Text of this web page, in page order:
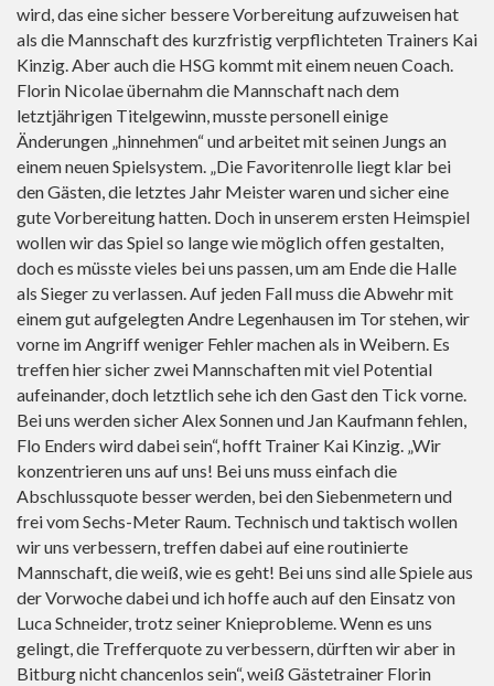
wird, das eine sicher bessere Vorbereitung aufzuweisen hat
als die Mannschaft des kurzfristig verpflichteten Trainers Kai
Kinzig. Aber auch die HSG kommt mit einem neuen Coach.
Florin Nicolae übernahm die Mannschaft nach dem
letztjährigen Titelgewinn, musste personell einige
Änderungen „hinnehmen“ und arbeitet mit seinen Jungs an
einem neuen Spielsystem. „Die Favoritenrolle liegt klar bei
den Gästen, die letztes Jahr Meister waren und sicher eine
gute Vorbereitung hatten. Doch in unserem ersten Heimspiel
wollen wir das Spiel so lange wie möglich offen gestalten,
doch es müsste vieles bei uns passen, um am Ende die Halle
als Sieger zu verlassen. Auf jeden Fall muss die Abwehr mit
einem gut aufgelegten Andre Legenhausen im Tor stehen, wir
vorne im Angriff weniger Fehler machen als in Weibern. Es
treffen hier sicher zwei Mannschaften mit viel Potential
aufeinander, doch letztlich sehe ich den Gast den Tick vorne.
Bei uns werden sicher Alex Sonnen und Jan Kaufmann fehlen,
Flo Enders wird dabei sein“, hofft Trainer Kai Kinzig. „Wir
konzentrieren uns auf uns! Bei uns muss einfach die
Abschlussquote besser werden, bei den Siebenmetern und
frei vom Sechs-Meter Raum. Technisch und taktisch wollen
wir uns verbessern, treffen dabei auf eine routinierte
Mannschaft, die weiß, wie es geht! Bei uns sind alle Spiele aus
der Vorwoche dabei und ich hoffe auch auf den Einsatz von
Luca Schneider, trotz seiner Knieprobleme. Wenn es uns
gelingt, die Trefferquote zu verbessern, dürften wir aber in
Bitburg nicht chancenlos sein“, weiß Gästetrainer Florin